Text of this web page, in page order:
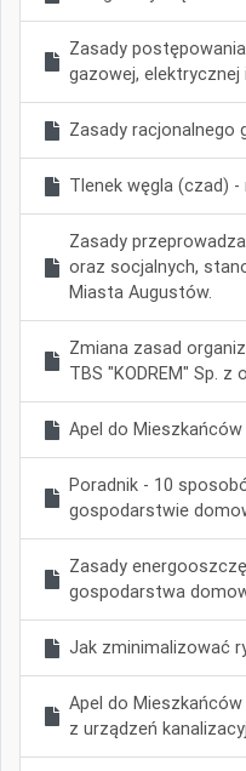
Zasady
gazowej, elektrycznej
Zasady racjonalnego
Tlenek węgla (czad)
Zasady
oraz socjalnych,
Miasta Augustów.
Zmiana zasad
TBS "KODREM" Sp. z
Apel do Mieszkańców
Poradnik - 10
gospodarstwie
Zasady
gospodarstwa
Jak zminimalizować
Apel do
z urządzeń